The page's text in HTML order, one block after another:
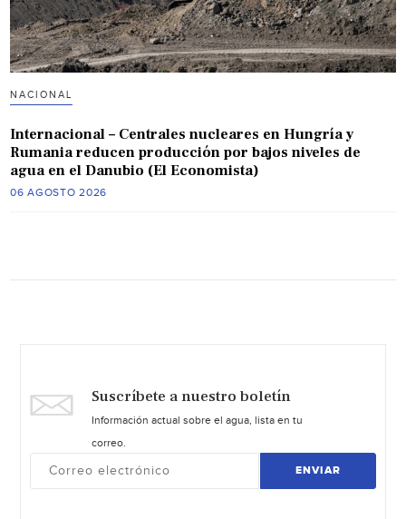
NACIONAL
Internacional – Centrales nucleares en Hungría y
Rumania reducen producción por bajos niveles de
agua en el Danubio (El Economista)
06 AGOSTO 2026
Suscríbete a nuestro boletín
Información actual sobre el agua, lista en tu
correo.
ENVIAR